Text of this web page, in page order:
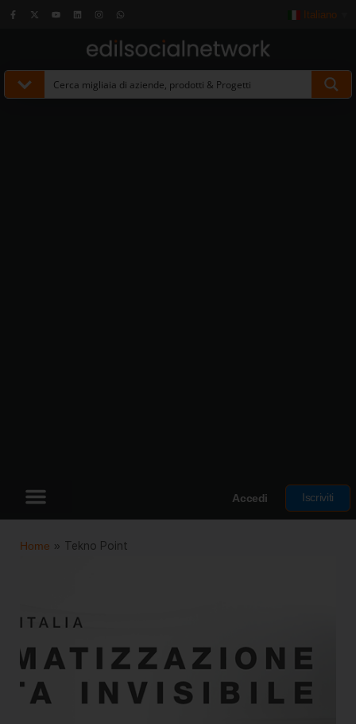
Italiano
Accedi Iscriviti
Home » Tekno Point